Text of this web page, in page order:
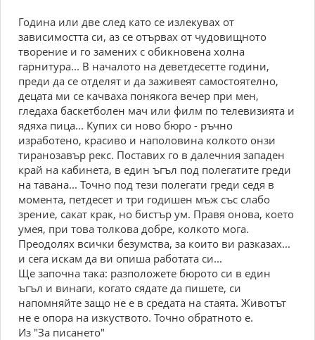
Година или две след като се излекувах от
зависимостта си, аз се отървах от чудовищното
творение и го замених с обикновена холна
гарнитура... В началото на деветдесетте години,
преди да се отделят и да заживеят самостоятелно,
децата ми се качваха понякога вечер при мен,
гледаха баскетболен мач или филм по телевизията и
ядяха пица... Купих си ново бюро - ръчно
изработено, красиво и наполовина колкото онзи
тиранозавър рекс. Поставих го в далечния западен
край на кабинета, в един ъгъл под полегатите греди
на тавана... Точно под тези полегати греди седя в
момента, петдесет и три годишен мъж със слабо
зрение, сакат крак, но бистър ум. Правя онова, което
умея, при това толкова добре, колкото мога.
Преодолях всички безумства, за които ви разказах...
и сега искам да ви опиша работата си...
Ще започна така: разположете бюрото си в един
ъгъл и винаги, когато сядате да пишете, си
напомняйте защо не е в средата на стаята. Животът
не е опора на изкуството. Точно обратното е.
Из "За писането"